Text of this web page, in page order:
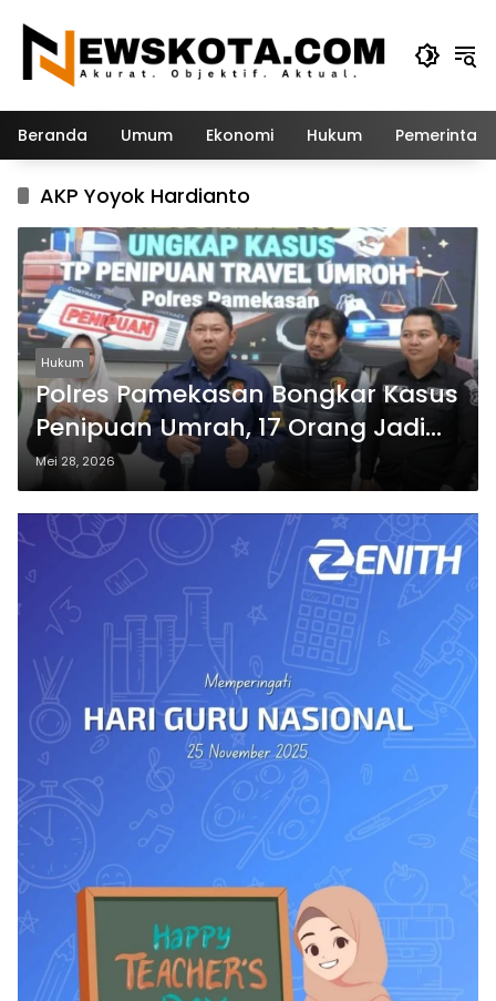
konten
Beranda Umum Ekonomi Hukum
AKP Yoyok Hardianto
Hukum
Polres Pamekasan Bongkar Kasus
Penipuan Umrah, 17 Orang Jadi
Korban
Mei 28, 2026